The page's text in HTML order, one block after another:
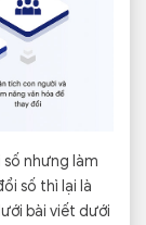
nhưng làm
số thì lại là
bài viết dưới